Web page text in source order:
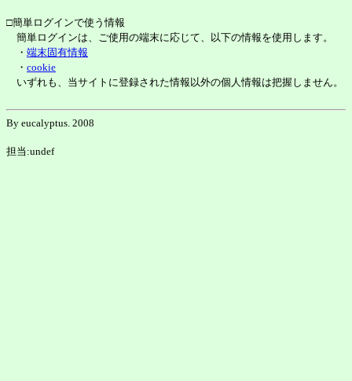
□簡単ログインで使う情報
簡単ログインは、ご使用の端末に応じて、以下の情報を使用します。
・ 端末固有情報
・ cookie
いずれも、当サイトに登録された情報以外の個人情報は把握しません。
By eucalyptus. 2008
担当:undef